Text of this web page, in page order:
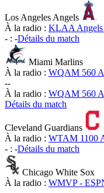
Los Angeles Angels
À la radio : KLAA
- : -Détails du match
Miami Marlins
À la radio : WQAM 560
--
À la radio : WQAM 560
Détails du match
Cleveland Guardians
À la radio : WTAM 1100
- : -Détails du match
Chicago White Sox
À la radio : WMVP -